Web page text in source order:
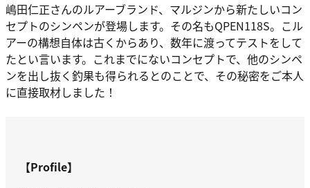
嶋田仁正さんのルアーブランド、マルジンから新たしいコン
セプトのシンペンが登場します。その名もQPEN118S。こル
アーの構想自体は古くからあり、数年に渡ってテストをして
たとい言います。これまでにないコンセプトで、他のシンペ
ンを出し抜く釣果も得られるとのことで、その秘密をご本人
に直接取材しました！
【Profile】